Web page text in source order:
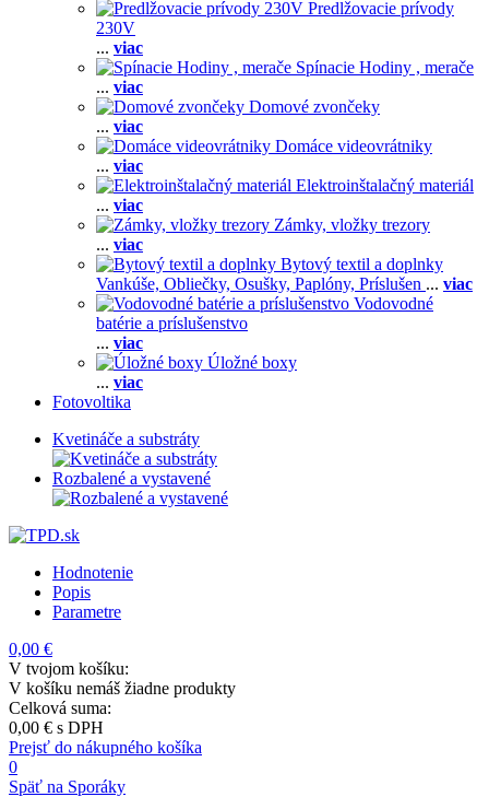
Predlžovacie prívody
230V
... viac
Spínacie Hodiny , merače
... viac
Domové zvončeky
... viac
Domáce videovrátniky
... viac
Elektroinštalačný materiál
... viac
Zámky, vložky trezory
... viac
Bytový textil a doplnky
Vankúše, Obliečky, Osušky, Paplóny, Príslušen ... viac
Vodovodné
batérie a príslušenstvo
... viac
Úložné boxy
... viac
Fotovoltika
Kvetináče a substráty
Rozbalené a vystavené
Hodnotenie
Popis
Parametre
0,00 €
V tvojom košíku:
V košíku nemáš žiadne produkty
Celková suma:
0,00 € s DPH
Prejsť do nákupného košíka
0
Späť na Sporáky